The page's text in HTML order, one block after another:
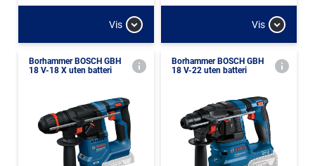
Vis Vis
Borhammer BOSCH GBH
18 V-18 X uten batteri
Borhammer BOSCH GBH
18 V-22 uten batteri